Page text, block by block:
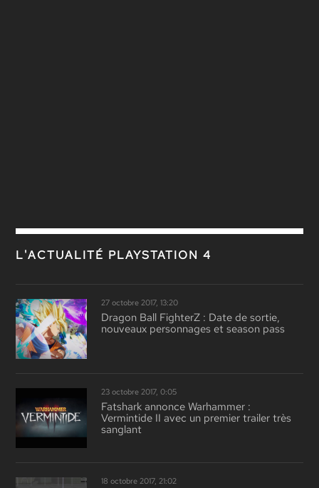
L'ACTUALITÉ PLAYSTATION 4
27 octobre 2017, 13:20
Dragon Ball FighterZ : Date de sortie,
nouveaux personnages et season pass
23 octobre 2017, 0:05
Fatshark annonce Warhammer :
Vermintide II avec un premier trailer très
sanglant
18 octobre 2017, 21:02